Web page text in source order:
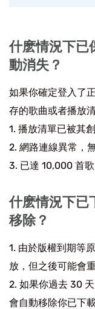
什麽情況下已
動消失？
如果你確定登入了
存的歌曲或者播放
1. 播放清單已被其
2. 網路連線異常，
3. 已達 10,000 首
什麽情況下
移除？
1. 由於版權到期等
放，但之後可能會
2. 如果你過去 30
會自動移除你已下載